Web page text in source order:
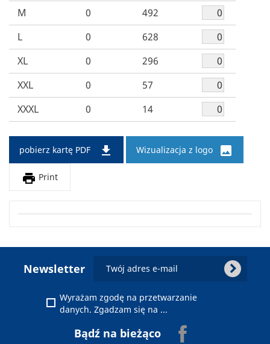
M
0
492
L
0
628
XL
0
296
XXL
0
57
XXXL
0 14
pobierz kartę PDF  Wizualizacja z logo

 Print
Newsletter chevron_right
Wyrażam zgodę na przetwarzanie
danych. Zgadzam się na ...
Wyrażam zgodę na przetwarzanie danych.
Zgadzam się na otrzymywanie pocztą
mail Newslettera firmy Ab-Bis oraz innych
Bądź na bieżąco